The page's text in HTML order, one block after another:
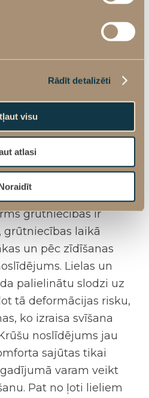
Rādīt detalizēti
visu
atlasi
labas – ar skaistu
sieviete ir bijusi
izskatu. Taču
Lai atgūtu
krūšu pacelšanas
arī tilpums, kas
augšpusē, krūšu
kombinēt ar implantu
grūtniecības ir
grūtniecības laikā
un pēc zīdīšanas
Lielas un
palielinātu slodzi uz
tā deformācijas risku,
ko izraisa svīšana
noslīdējums jau
sajūtas tikai
varam veikt
Pat no ļoti lieliem